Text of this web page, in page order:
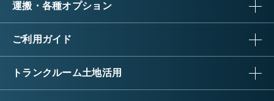
運搬・各種オプション
ご利用ガイド
トランクルーム土地活用